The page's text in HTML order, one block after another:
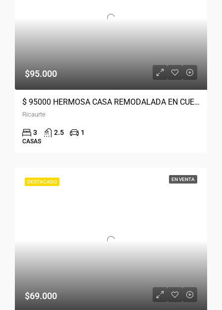
$95.000
$ 95000 HERMOSA CASA REMODALADA EN CUENCA RICAURTE
Ricaurte
3 2.5 1
CASAS
DESTACADO EN VENTA
$69.000